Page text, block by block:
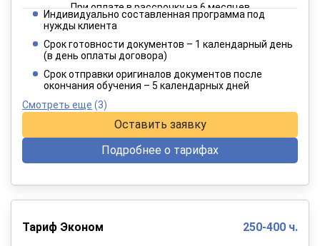
При оплате в рассрочку на 6 месяцев
4 949 руб. / 8 249 руб.
При оплате в рассрочку на 12 месяцев
Индивидуально составленная программа под
нужды клиента
Срок готовности документов – 1 календарный день
(в день оплаты договора)
Срок отправки оригиналов документов после
окончания обучения – 5 календарных дней
Смотреть еще (3)
Оставить заявку
Подробнее о тарифах
Тариф Эконом 250-400 ч.